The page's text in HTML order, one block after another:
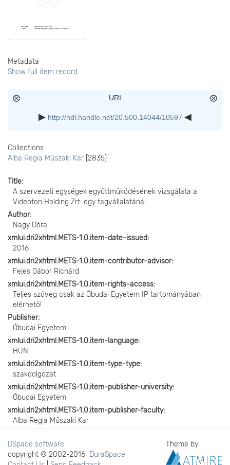
Metadata
Show full item record
URI
http://hdl.handle.net/20.500.14044/10597
Collections
Alba Regia Műszaki Kar [2835]
Title
A szervezeti egységek együttmüködésének vizsgálata a
Videoton Holding Zrt. egy tagvállalatánál
Author
Nagy Dóra
xmlui.dri2xhtml.METS-1.0.item-date-issued
2016
xmlui.dri2xhtml.METS-1.0.item-contributor-advisor
Fejes Gábor Richárd
xmlui.dri2xhtml.METS-1.0.item-rights-access
Teljes szöveg csak az Óbudai Egyetem IP tartományában
elérhető!
Publisher
Óbudai Egyetem
xmlui.dri2xhtml.METS-1.0.item-language
HUN
xmlui.dri2xhtml.METS-1.0.item-type-type
szakdolgozat
xmlui.dri2xhtml.METS-1.0.item-publisher-university
Óbudai Egyetem
xmlui.dri2xhtml.METS-1.0.item-publisher-faculty
Alba Regia Műszaki Kar
DSpace software
copyright © 2002-2016 DuraSpace
Theme by